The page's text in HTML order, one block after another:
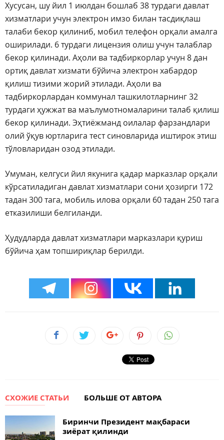
Хусусан, шу йил 1 июлдан бошлаб 38 турдаги давлат
хизматлари учун электрон имзо билан тасдиқлаш
талаби бекор қилиниб, мобил телефон орқали амалга
оширилади. 6 турдаги лицензия олиш учун талаблар
бекор қилинади. Аҳоли ва тадбиркорлар учун 8 дан
ортиқ давлат хизмати бўйича электрон хабардор
қилиш тизими жорий этилади. Аҳоли ва
тадбиркорлардан коммунал ташкилотларнинг 32
турдаги ҳужжат ва маълумотномаларини талаб қилиш
бекор қилинади. Эҳтиёжманд оилалар фарзандлари
олий ўқув юртларига тест синовларида иштирок этиш
тўловларидан озод этилади.
Умуман, келгуси йил якунига қадар марказлар орқали
кўрсатиладиган давлат хизматлари сони ҳозирги 172
тадан 300 тага, мобиль илова орқали 60 тадан 250 тага
етказилиши белгиланди.
Ҳудудларда давлат хизматлари марказлари қуриш
бўйича ҳам топшириқлар берилди.
СХОЖИЕ СТАТЬИ БОЛЬШЕ ОТ АВТОРА
Биринчи Президент мақбараси
зиёрат қилинди